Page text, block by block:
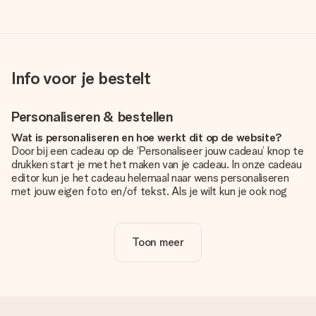
Info voor je bestelt
Personaliseren & bestellen
Wat is personaliseren en hoe werkt dit op de website?
Door bij een cadeau op de ‘Personaliseer jouw cadeau’ knop te
drukken start je met het maken van je cadeau. In onze cadeau
editor kun je het cadeau helemaal naar wens personaliseren
met jouw eigen foto en/of tekst. Als je wilt kun je ook nog
Is personalisatie in de prijs inbegrepen?
De prijs die op de website wordt getoond is inclusief de
Toon meer